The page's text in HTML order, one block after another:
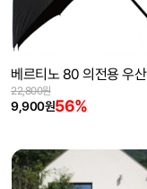
베르티노 80 의전용 우산
9,900원56%
22,800원